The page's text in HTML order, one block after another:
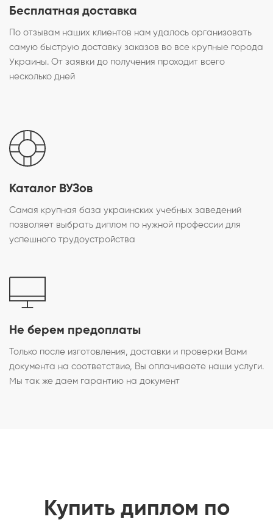
Бесплатная доставка
По отзывам наших клиентов нам удалось организовать
самую быструю доставку заказов во все крупные города
Украины. От заявки до получения проходит всего
несколько дней
Каталог ВУЗов
Самая крупная база украинских учебных заведений
позволяет выбрать диплом по нужной профессии для
успешного трудоустройства
Не берем предоплаты
Только после изготовления, доставки и проверки Вами
документа на соответствие, Вы оплачиваете наши услуги.
Мы так же даем гарантию на документ
Купить диплом по